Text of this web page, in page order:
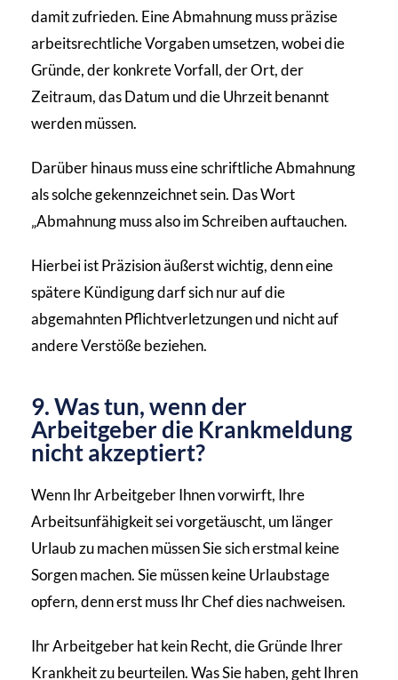
damit zufrieden. Eine Abmahnung muss präzise
arbeitsrechtliche Vorgaben umsetzen, wobei die
Gründe, der konkrete Vorfall, der Ort, der
Zeitraum, das Datum und die Uhrzeit benannt
werden müssen.
Darüber hinaus muss eine schriftliche Abmahnung
als solche gekennzeichnet sein. Das Wort
„Abmahnung muss also im Schreiben auftauchen.
Hierbei ist Präzision äußerst wichtig, denn eine
spätere Kündigung darf sich nur auf die
abgemahnten Pflichtverletzungen und nicht auf
andere Verstöße beziehen.
9. Was tun, wenn der
Arbeitgeber die Krankmeldung
nicht akzeptiert?
Wenn Ihr Arbeitgeber Ihnen vorwirft, Ihre
Arbeitsunfähigkeit sei vorgetäuscht, um länger
Urlaub zu machen müssen Sie sich erstmal keine
Sorgen machen. Sie müssen keine Urlaubstage
opfern, denn erst muss Ihr Chef dies nachweisen.
Ihr Arbeitgeber hat kein Recht, die Gründe Ihrer
Krankheit zu beurteilen. Was Sie haben, geht Ihren